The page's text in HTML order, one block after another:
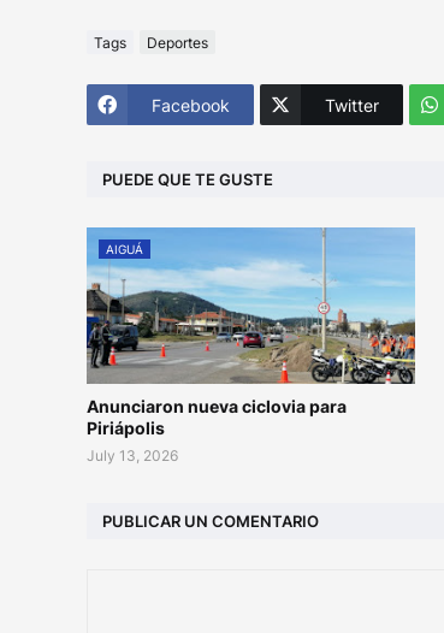
Tags Deportes
Facebook Twitter
PUEDE QUE TE GUSTE
AIGUÁ
Anunciaron nueva ciclovia para
Piriápolis
July 13, 2026
PUBLICAR UN COMENTARIO